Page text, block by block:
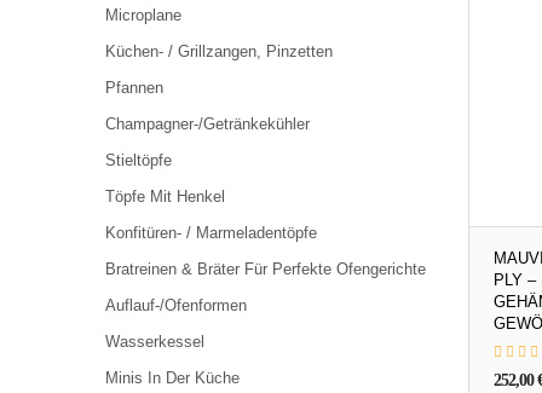
PLY –
252,00
Microplane
Küchen- / Grillzangen, Pinzetten
Pfannen
Champagner-/Getränkekühler
Stieltöpfe
Töpfe Mit Henkel
Konfitüren- / Marmeladentöpfe
Bratreinen & Bräter Für Perfekte Ofengerichte
Auflauf-/Ofenformen
Wasserkessel
Minis In Der Küche